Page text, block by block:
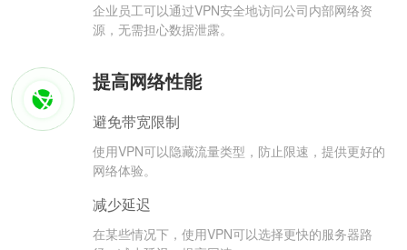
企业员工可以通过VPN安全地访问公司内部网络资
源，无需担心数据泄露。
提高网络性能
避免带宽限制
使用VPN可以隐藏流量类型，防止限速，提供更好的
网络体验。
减少延迟
在某些情况下，使用VPN可以选择更快的服务器路